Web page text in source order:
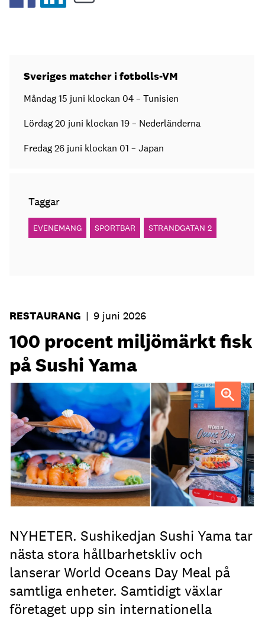
Sveriges matcher i fotbolls-VM
Måndag 15 juni klockan 04 – Tunisien
Lördag 20 juni klockan 19 – Nederländerna
Fredag 26 juni klockan 01 – Japan
Taggar
EVENEMANG SPORTBAR STRANDGATAN 2
RESTAURANG | 9 juni 2026
100 procent miljömärkt fisk
på Sushi Yama
NYHETER. Sushikedjan Sushi Yama tar
nästa stora hållbarhetskliv och
lanserar World Oceans Day Meal på
samtliga enheter. Samtidigt växlar
företaget upp sin internationella